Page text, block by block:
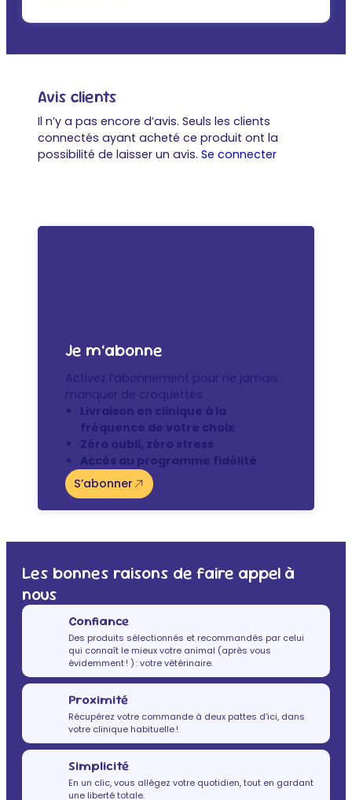
Avis clients
Il n’y a pas encore d’avis. Seuls les clients
connectés ayant acheté ce produit ont la
possibilité de laisser un avis. Se connecter
Je m’abonne
Activez l’abonnement pour ne jamais
manquer de croquettes
Livraison en clinique à la
fréquence de votre choix
Zéro oubli, zéro stress
Accès au programme fidélité
S’abonner
Les bonnes raisons de faire appel à
nous
Confiance
Des produits sélectionnés et recommandés par celui
qui connaît le mieux votre animal (après vous
évidemment ! ) : votre vétérinaire.
Proximité
Récupérez votre commande à deux pattes d’ici, dans
votre clinique habituelle !
Simplicité
En un clic, vous allégez votre quotidien, tout en gardant
une liberté totale.